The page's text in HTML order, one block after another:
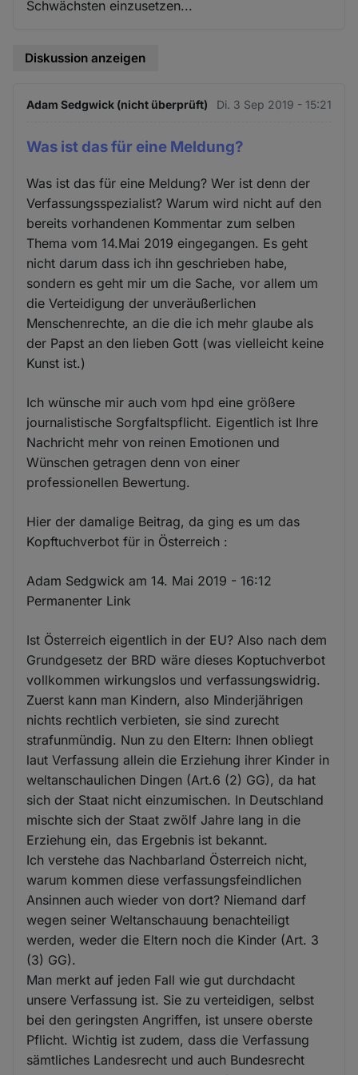
Schwächsten einzusetzen...
Diskussion anzeigen
Adam Sedgwick (nicht überprüft) Di. 3 Sep 2019 - 15:21
Was ist das für eine Meldung?
Was ist das für eine Meldung? Wer ist denn der
Verfassungsspezialist? Warum wird nicht auf den
bereits vorhandenen Kommentar zum selben
Thema vom 14.Mai 2019 eingegangen. Es geht
nicht darum dass ich ihn geschrieben habe,
sondern es geht mir um die Sache, vor allem um
die Verteidigung der unveräußerlichen
Menschenrechte, an die die ich mehr glaube als
der Papst an den lieben Gott (was vielleicht keine
Kunst ist.)
Ich wünsche mir auch vom hpd eine größere
journalistische Sorgfaltspflicht. Eigentlich ist Ihre
Nachricht mehr von reinen Emotionen und
Wünschen getragen denn von einer
professionellen Bewertung.
Hier der damalige Beitrag, da ging es um das
Kopftuchverbot für in Österreich :
Adam Sedgwick am 14. Mai 2019 - 16:12
Permanenter Link
Ist Österreich eigentlich in der EU? Also nach dem
Grundgesetz der BRD wäre dieses Koptuchverbot
vollkommen wirkungslos und verfassungswidrig.
Zuerst kann man Kindern, also Minderjährigen
nichts rechtlich verbieten, sie sind zurecht
strafunmündig. Nun zu den Eltern: Ihnen obliegt
laut Verfassung allein die Erziehung ihrer Kinder in
weltanschaulichen Dingen (Art.6 (2) GG), da hat
sich der Staat nicht einzumischen. In Deutschland
mischte sich der Staat zwölf Jahre lang in die
Erziehung ein, das Ergebnis ist bekannt.
Ich verstehe das Nachbarland Österreich nicht,
warum kommen diese verfassungsfeindlichen
Ansinnen auch wieder von dort? Niemand darf
wegen seiner Weltanschauung benachteiligt
werden, weder die Eltern noch die Kinder (Art. 3
(3) GG).
Man merkt auf jeden Fall wie gut durchdacht
unsere Verfassung ist. Sie zu verteidigen, selbst
bei den geringsten Angriffen, ist unsere oberste
Pflicht. Wichtig ist zudem, dass die Verfassung
sämtliches Landesrecht und auch Bundesrecht